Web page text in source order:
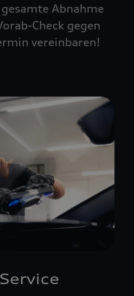
Abnahme
Check gegen
vereinbaren!